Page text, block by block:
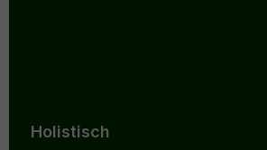
Holistisch